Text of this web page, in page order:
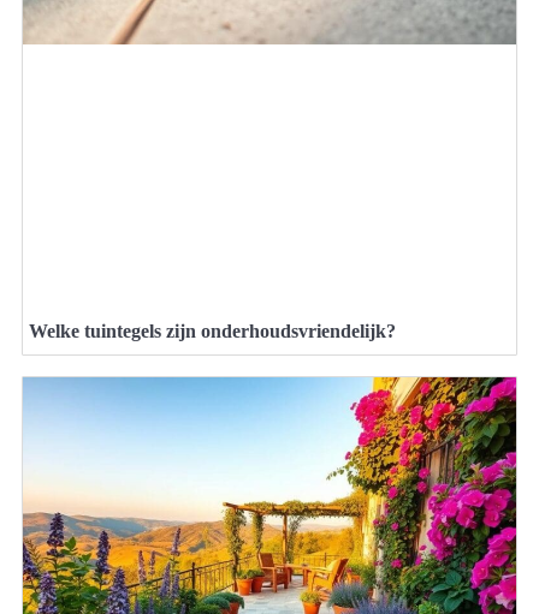
Welke tuintegels zijn onderhoudsvriendelijk?